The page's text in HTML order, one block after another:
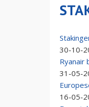
30-10-
Ryanair
31-05-
16-05-